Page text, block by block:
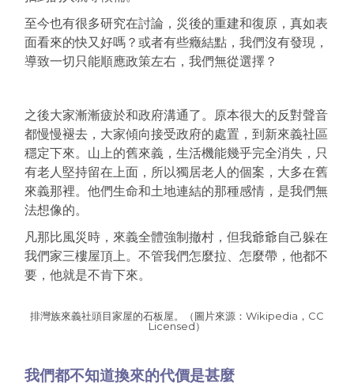
至今也有很多研究在討論，災後的重建和復原，真如表
面看來的快又好嗎？或者有些癥結點，我們沒有發現，
導致一切只能順應政策左右，我們無從選擇？
之後大家漸漸疲於和政府溝通了。原本很大的反對聲音
都慢慢褪去，大家傾向接受政府的處置，到新來義社區
穩定下來。山上的舊來義，生活機能幾乎完全消失，只
有老人堅持留在上面，所以獨居老人的個案，大多在舊
來義那裡。他們生命和土地連結的那種感情，是我們無
法想像的。
凡那比風災時，來義全體強制撤村，但我爺爺自己躲在
我們家三樓屋頂上。不管我們怎麼拉、怎麼帶，他都不
要，他就是不肯下來。
排灣族來義社頭目家屋的石板屋。（圖片來源：Wikipedia，CC
Licensed）
我們都不知道換來的代價是甚麼